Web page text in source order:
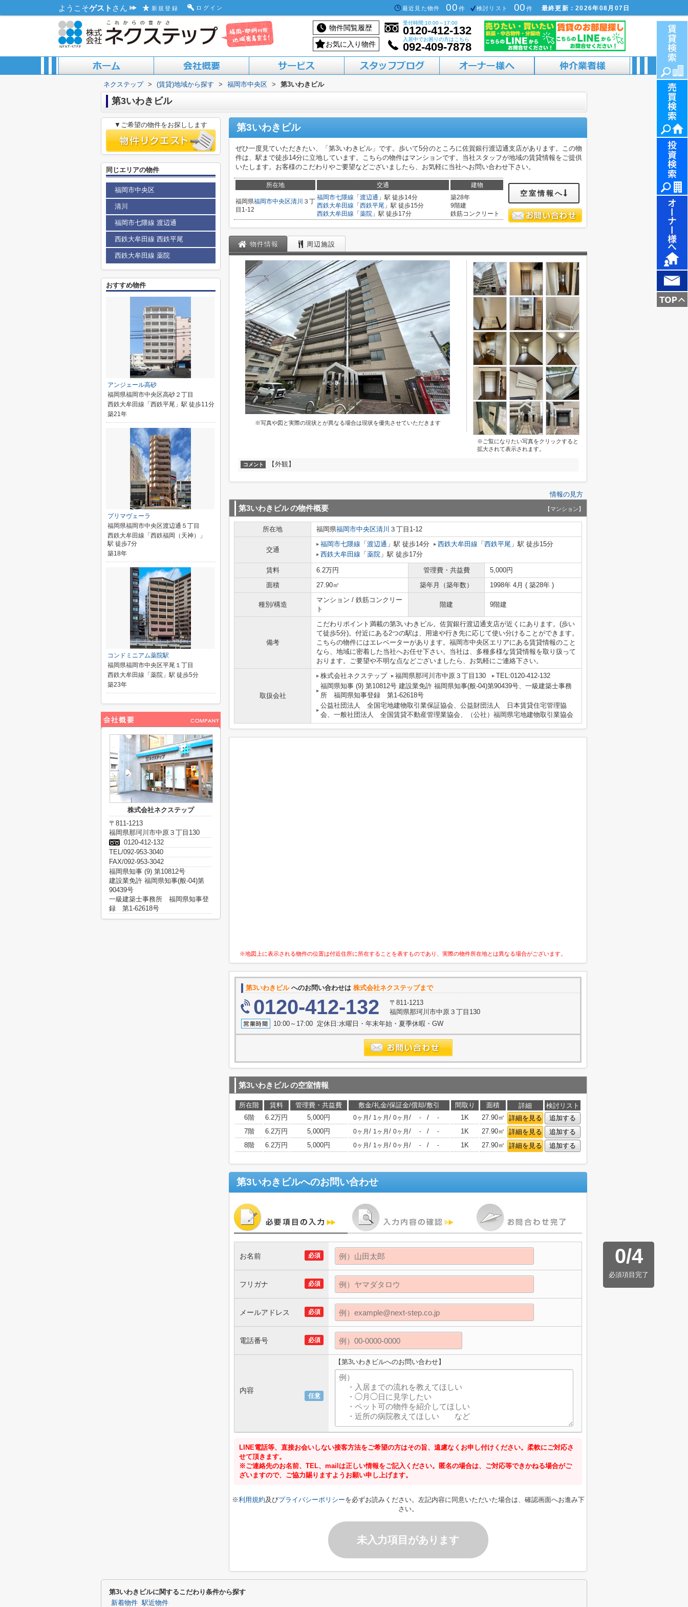
ようこそゲスト さん 新規登録 ログイン 最近見た物件 00 件 検討リスト 00 件 最終更新：2026年08月07日
物件閲覧履歴
受付時間:10:00～17:00
0120-412-132
お気に入り物件
入居中でお困りの方はこちら
092-409-7878
ABOUT US
ACCESS MAP 買いたい方へ
借りたい方へ
売りたい方へ
貸したい方へ
活用したい方へ
ネクステップ > (賃貸)地域から探す > 福岡市中央区 > 第3いわきビル
第3いわきビル
第3いわきビル
ぜひ一度見ていただきたい、「第3いわきビル」です。歩いて5分のところに佐賀銀行渡辺通支店があります。この物
件は、駅まで徒歩14分に立地しています。こちらの物件はマンションです。当社スタッフが地域の賃貸情報をご提供
いたします。お客様のこだわりやご要望などございましたら、お気軽に当社へお問い合わせ下さい。
所在地 交通 建物
福岡県福岡市中央区清川 ３丁
目1-12
福岡市七隈線 「 渡辺通 」駅 徒歩14分
西鉄大牟田線 「 西鉄平尾 」駅 徒歩15分
西鉄大牟田線 「 薬院 」駅 徒歩17分
築28年
9階建
鉄筋コンクリート
空室情報へ
物件情報 周辺施設
※写真や図と実際の現状とが異なる場合は現状を優先させていただきます
※ご覧になりたい写真をクリックすると
拡大されて表示されます。
コメント 【外観】
情報の見方
第3いわきビルの物件概要 【マンション】
所在地 福岡県福岡市中央区清川 ３丁目1-12
交通
福岡市七隈線 「 渡辺通 」駅 徒歩14分 西鉄大牟田線 「 西鉄平尾 」駅 徒歩15分
西鉄大牟田線 「 薬院 」駅 徒歩17分
賃料 6.2万円 管理費・共益費
5,000円
面積
27.90㎡ 築年月（築年数） 1998年 4月 ( 築28年 )
種別/構造
マンション / 鉄筋コンクリー
ト
階建 9階建
備考
こだわりポイント満載の第3いわきビル。佐賀銀行渡辺通支店が近くにあります。(歩い
て徒歩5分)。付近にある2つの駅は、用途や行き先に応じて使い分けることができます。
こちらの物件にはエレベーターがあります。福岡市中央区エリアにある賃貸情報のこと
なら、地域に密着した当社へお任せ下さい。当社は、多種多様な賃貸情報を取り扱って
おります。ご要望や不明な点などございましたら、お気軽にご連絡下さい。
取扱会社
株式会社ネクステップ 福岡県那珂川市中原３丁目130
TEL:0120-412-132
福岡県知事 (9) 第10812号 建設業免許 福岡県知事(般-04)第90439号、一級建築士事務
所 福岡県知事登録 第1-62618号
公益社団法人 全国宅地建物取引業保証協会、公益財団法人 日本賃貸住宅管理協
会、一般社団法人 全国賃貸不動産管理業協会、（公社）福岡県宅地建物取引業協会
※地図上に表示される物件の位置は付近住所に所在することを表すものであり、実際の物件所在地とは異なる場合がございます。
第3いわきビルへのお問い合わせは 株式会社ネクステップまで
0120-412-132
〒811-1213
福岡県那珂川市中原３丁目130
10:00～17:00 定休日:水曜日・年末年始・夏季休暇・GW
第3いわきビルの空室情報
所在階 賃料 管理費・共益費 敷金/礼金/保証金/償却/敷引 間取り 面積 詳細
検討リスト
6階
6.2万円 5,000円 0ヶ月 / 1ヶ月 / 0ヶ月 / - / - 1K 27.90㎡ 詳細を見る
追加する
7階
6.2万円 5,000円 0ヶ月 / 1ヶ月 / 0ヶ月 / - / - 1K 27.90㎡ 詳細を見る
追加する
8階
6.2万円 5,000円 0ヶ月 / 1ヶ月 / 0ヶ月 / - / - 1K 27.90㎡ 詳細を見る 追加する
第3いわきビルへのお問い合わせ
0/4
必須項目完了
必須
お名前
必須
フリガナ
必須
メールアドレス
必須
電話番号
任意
内容
【第3いわきビルへのお問い合わせ】
LINE電話等、直接お会いしない接客方法をご希望の方はその旨、遠慮なくお申し付けください。柔軟にご対応さ
せて頂きます。
※ご連絡先のお名前、TEL、mailは正しい情報をご記入ください。匿名の場合は、ご対応等できかねる場合がご
ざいますので、ご協力賜りますようお願い申し上げます。
※利用規約及びプライバシーポリシーを必ずお読みください。左記内容に同意いただいた場合は、確認画面へお進み下
さい。
未入力項目があります
▼ご希望の物件をお探しします
同じエリアの物件
福岡市中央区
清川
福岡市七隈線 渡辺通
西鉄大牟田線 西鉄平尾
西鉄大牟田線 薬院
おすすめ物件
アンジェール高砂
福岡県福岡市中央区高砂２丁目
西鉄大牟田線「西鉄平尾」駅 徒歩11分
築21年
プリマヴェーラ
福岡県福岡市中央区渡辺通５丁目
西鉄大牟田線「西鉄福岡（天神）」
駅 徒歩7分
築18年
コンドミニアム薬院駅
福岡県福岡市中央区平尾１丁目
西鉄大牟田線「薬院」駅 徒歩5分
築23年
株式会社ネクステップ
〒811-1213
福岡県那珂川市中原３丁目130
0120-412-132
TEL/092-953-3040
FAX/092-953-3042
福岡県知事 (9) 第10812号
建設業免許 福岡県知事(般-04)第
90439号
一級建築士事務所 福岡県知事登
録 第1-62618号
第3いわきビルに関するこだわり条件から探す
新着物件 駅近物件